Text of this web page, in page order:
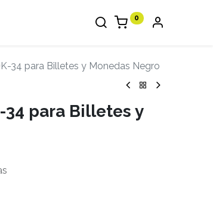
0
34 para Billetes y Monedas Negro
34 para Billetes y